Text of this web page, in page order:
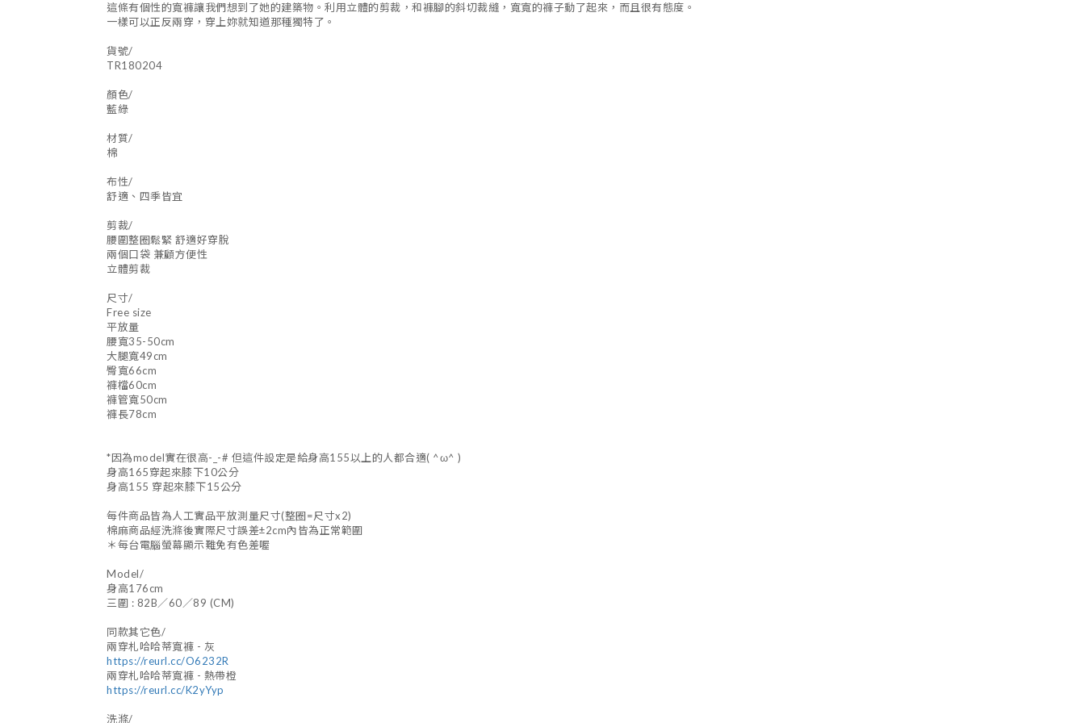
這條有個性的寬褲讓我們想到了她的建築物。利用立體的剪裁，和褲腳的斜切裁縫，寬寬的褲子動了起來，而且很有態度。
一樣可以正反兩穿，穿上妳就知道那種獨特了。
貨號/
TR180204
顏色/
藍綠
材質/
棉
布性/
舒適、四季皆宜
剪裁/
腰圍整圈鬆緊 舒適好穿脫
兩個口袋 兼顧方便性
立體剪裁
尺寸/
Free size
平放量
腰寬35-50cm
大腿寬49cm
臀寬66cm
褲檔60cm
褲管寬50cm
褲長78cm
*因為model實在很高-_-# 但這件設定是給身高155以上的人都合適( ^ω^ )
身高165穿起來膝下10公分
身高155 穿起來膝下15公分
每件商品皆為人工實品平放測量尺寸(整圈=尺寸x2)
棉麻商品經洗滌後實際尺寸誤差±2cm內皆為正常範圍
＊每台電腦螢幕顯示難免有色差喔
Model/
身高176cm
三圍 : 82B／60／89 (CM)
同款其它色/
兩穿札哈哈蒂寬褲 - 灰
https://reurl.cc/O6232R
兩穿札哈哈蒂寬褲 - 熱帶橙
https://reurl.cc/K2yYyp
洗滌/